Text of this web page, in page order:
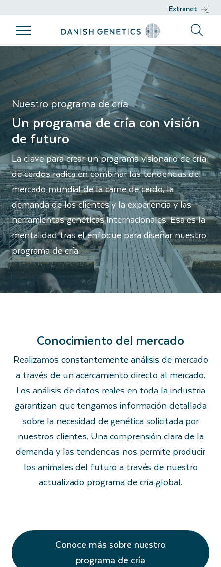
Extranet
Productos
Productos
Razas
Semen
Programa de
cría
Programa de
cría
Filosofía de
cría
Objetivos de
cría
Sostenibilidad
Salud
Trabajo
genético
Trabajo
genético
DGENES
Información
fenotípica
Selección
genómica
Proyectos
Apoyo
Apoyo
Nucleus
Management
Programa de cría
Nuestro programa de cría
Un programa de cría con visión
de futuro
La clave para crear un programa visionario de cría
de cerdos radica en combinar las tendencias del
mercado mundial de la carne de cerdo, la
demanda de los clientes y la experiencia y las
herramientas genéticas internacionales. Esa es la
mentalidad tras el enfoque para diseñar nuestro
programa de cría.
Conocimiento del mercado
Realizamos constantemente análisis de mercado
a través de un acercamiento directo al mercado.
Los análisis de datos reales en toda la industria
garantizan que tengamos información detallada
sobre la necesidad de genética solicitada por
nuestros clientes. Una comprensión clara de la
demanda y las tendencias nos permite producir
los animales del futuro a través de nuestro
actualizado programa de cría global.
Conoce más sobre nuestro
programa de cría